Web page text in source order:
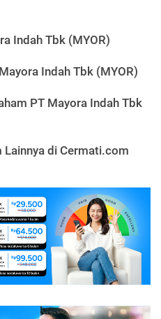
Indah Tbk (MYOR)
Indah Tbk (MYOR)
PT Mayora Indah Tbk
di Cermati.com